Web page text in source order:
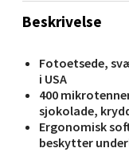
Beskrivelse
Fotoetsede,
i USA
400
sjokolade,
Ergonomisk
beskytter
Orkanger
Orkanger
Åpent i dag 09-
0 i butikk